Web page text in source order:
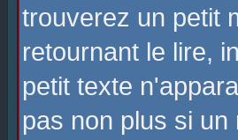
trouverez un petit
retournant le lire,
petit texte
pas non plus si